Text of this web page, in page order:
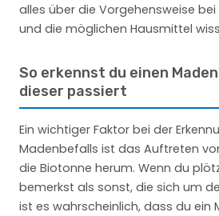
alles über die Vorgehensweise
und die möglichen Hausmittel
So erkennst du einen
dieser passiert
Ein wichtiger Faktor bei der
Madenbefalls ist das Auftreten
die Biotonne herum. Wenn du
bemerkst als sonst, die sich um
ist es wahrscheinlich, dass du ein